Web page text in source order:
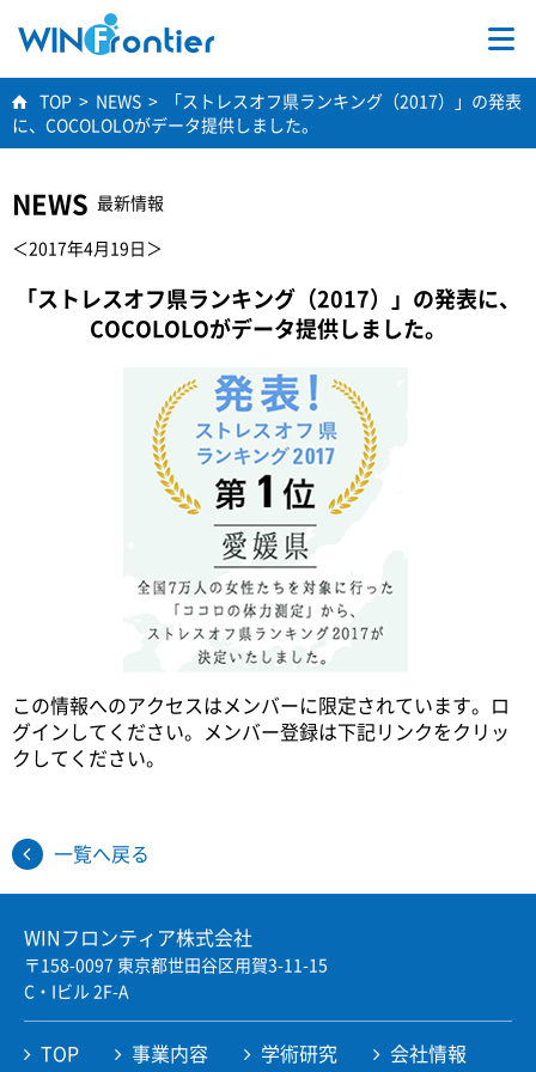
TOP
事業内容
会社情報
お問合せ
JP EN TwitterFacebook
TOP > NEWS >
「ストレスオフ県ランキング（2017）」の発表
に、COCOLOLOがデータ提供しました。
NEWS 最新情報
＜2017年4月19日＞
「ストレスオフ県ランキング（2017）」の発表に、
COCOLOLOがデータ提供しました。
この情報へのアクセスはメンバーに限定されています。ロ
グインしてください。メンバー登録は下記リンクをクリッ
クしてください。
一覧へ戻る
WINフロンティア株式会社
〒158-0097 東京都世田谷区用賀3-11-15
C・Iビル 2F-A
TOP 事業内容 学術研究 会社情報